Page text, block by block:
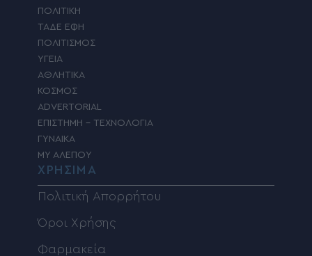
ΠΟΛΙΤΙΚΗ
ΤΑΔΕ ΕΦΗ
ΠΟΛΙΤΙΣΜΟΣ
ΥΓΕΙΑ
ΑΘΛΗΤΙΚΑ
ΚΟΣΜΟΣ
ADVERTORIAL
ΕΠΙΣΤΗΜΗ – ΤΕΧΝΟΛΟΓΙΑ
ΓΥΝΑΙΚΑ
MY ΑΛΕΠΟΥ
ΧΡΗΣΙΜΑ
Πολιτική Απορρήτου
Όροι Χρήσης
Φαρμακεία